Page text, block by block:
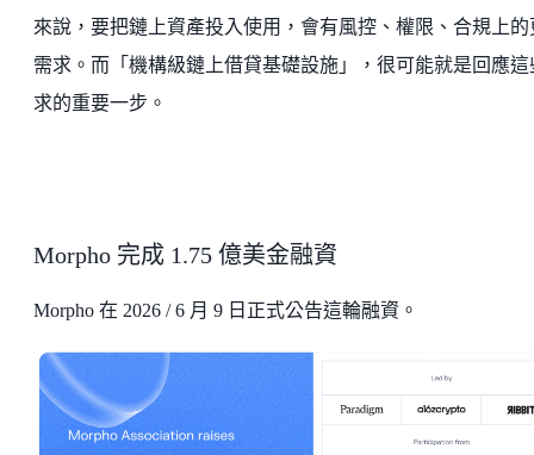
來說，要把鏈上資產投入使用，會有風控、權限、合規上的
需求。而「機構級鏈上借貸基礎設施」，很可能就是回應這
求的重要一步。
Morpho 完成 1.75 億美金融資
Morpho 在 2026 / 6 月 9 日正式公告這輪融資。